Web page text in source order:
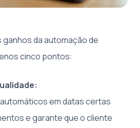
ganhos da automação de
cinco pontos:
em datas certas
e garante que o cliente